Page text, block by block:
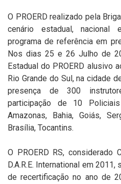
O PROERD realizado pela
cenário estadual, nacional
programa de referência em
Nos dias 25 e 26 Julho de
Estadual do PROERD alusivo
Rio Grande do Sul, na cidade
presença de 300
participação de 10
Amazonas, Bahia, Goiás,
Brasília, Tocantins.
O PROERD RS, considerado
D.A.R.E. International em
de recertificação no ano de